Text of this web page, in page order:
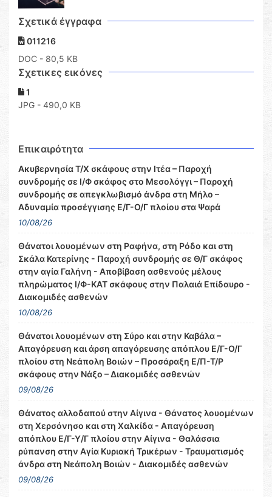
Σχετικά έγγραφα
011216
DOC - 80,5 KB
Σχετικες εικόνες
1
JPG - 490,0 KB
Επικαιρότητα
Ακυβερνησία Τ/Χ σκάφους στην Ιτέα – Παροχή
συνδρομής σε Ι/Φ σκάφος στο Μεσολόγγι – Παροχή
συνδρομής σε απεγκλωβισμό άνδρα στη Μήλο –
Αδυναμία προσέγγισης Ε/Γ-Ο/Γ πλοίου στα Ψαρά
10/08/26
Θάνατοι λουομένων στη Ραφήνα, στη Ρόδο και στη
Σκάλα Κατερίνης - Παροχή συνδρομής σε Θ/Γ σκάφος
στην αγία Γαλήνη - Αποβίβαση ασθενούς μέλους
πληρώματος Ι/Φ-ΚΑΤ σκάφους στην Παλαιά Επίδαυρο -
Διακομιδές ασθενών
10/08/26
Θάνατοι λουομένων στη Σύρο και στην Καβάλα –
Απαγόρευση και άρση απαγόρευσης απόπλου Ε/Γ-Ο/Γ
πλοίου στη Νεάπολη Βοιών – Προσάραξη Ε/Π-Τ/Ρ
σκάφους στην Νάξο – Διακομιδές ασθενών
09/08/26
Θάνατος αλλοδαπού στην Αίγινα - Θάνατος λουομένων
στη Χερσόνησο και στη Χαλκίδα - Απαγόρευση
απόπλου Ε/Γ-Υ/Γ πλοίου στην Αίγινα - Θαλάσσια
ρύπανση στην Αγία Κυριακή Τρικέρων - Τραυματισμός
άνδρα στη Νεάπολη Βοιών - Διακομιδές ασθενών
09/08/26